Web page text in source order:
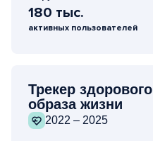
180 тыс.
активных пользователей
Трекер здорового
образа жизни
2022 – 2025